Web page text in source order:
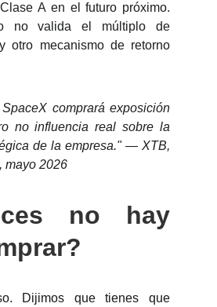
A en el futuro próximo.
no valida el múltiplo de
otro mecanismo de retorno
comprará exposición
no influencia real sobre la
de la empresa." — XTB,
mayo 2026
no hay
Dijimos que tienes que